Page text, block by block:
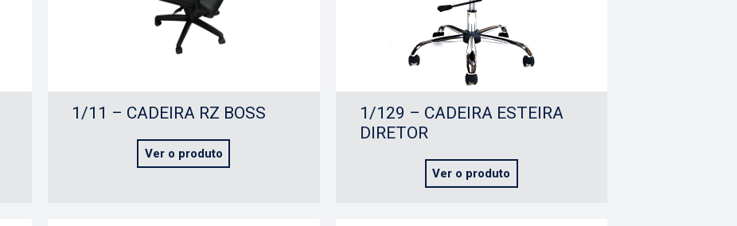
1/11 – CADEIRA RZ BOSS
Ver o produto
1/129 – CADEIRA ESTEIRA
DIRETOR
Ver o produto